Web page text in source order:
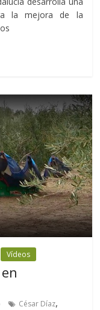
la mejora de la
Vídeos
César Díaz,